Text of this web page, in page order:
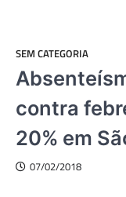
SEM CATEGORIA
contra
20% em
07/02/2018